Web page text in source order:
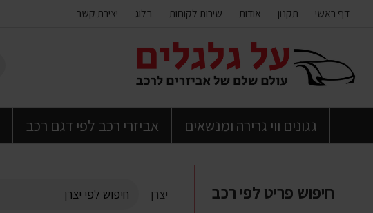
דף ראשי תקנון אודות שירות לקוחות בלוג יצירת קשר
גגונים ווי גרירה ומנשאים אביזרי רכב לפי דגם רכב
חיפוש פריט לפי רכב יצרן